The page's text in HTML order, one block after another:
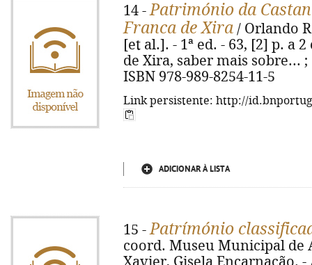
14 -Património da
Franca de Xira / Orlando
[et al.]. - 1ª ed. - 63, [2] p. a
de Xira, saber mais sobre...
ISBN 978-989-8254-11-5
Link persistente: http://
ADICIONAR À LISTA
15 -Patrímónio
coord. Museu Municipal de